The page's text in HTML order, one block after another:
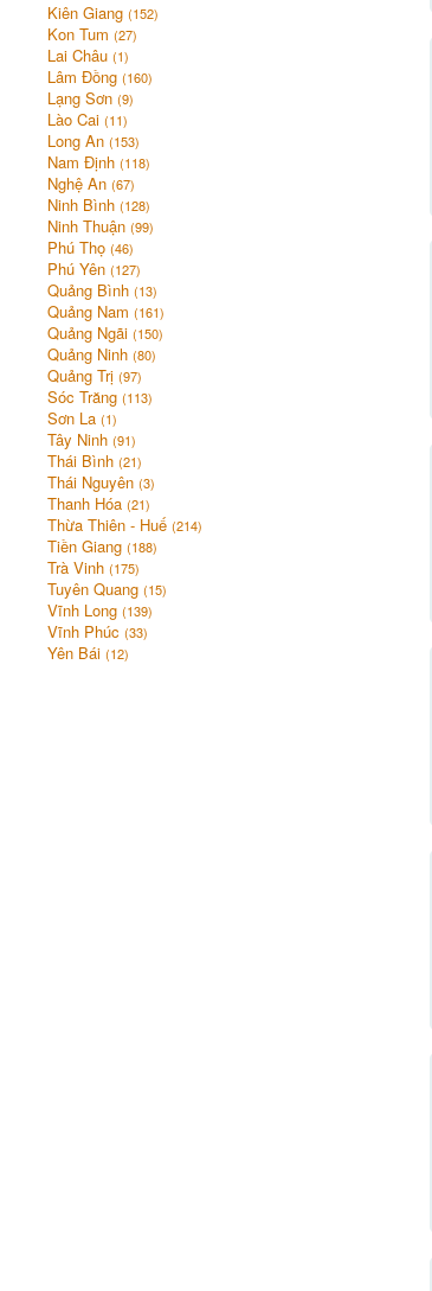
Kiên Giang (152)
Kon Tum (27)
Lai Châu (1)
Lâm Đồng (160)
Lạng Sơn (9)
Lào Cai (11)
Long An (153)
Nam Định (118)
Nghệ An (67)
Ninh Bình (128)
Ninh Thuận (99)
Phú Thọ (46)
Phú Yên (127)
Quảng Bình (13)
Quảng Nam (161)
Quảng Ngãi (150)
Quảng Ninh (80)
Quảng Trị (97)
Sóc Trăng (113)
Sơn La (1)
Tây Ninh (91)
Thái Bình (21)
Thái Nguyên (3)
Thanh Hóa (21)
Thừa Thiên - Huế (214)
Tiền Giang (188)
Trà Vinh (175)
Tuyên Quang (15)
Vĩnh Long (139)
Vĩnh Phúc (33)
Yên Bái (12)